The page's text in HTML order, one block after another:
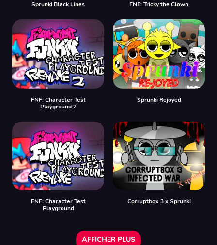
Sprunki Black Lines FNF: Tricky the Clown
FNF: Character Test
Playground 2
Sprunki Rejoyed
FNF: Character Test
Playground
Corruptbox 3 x Sprunki
AFFICHER PLUS